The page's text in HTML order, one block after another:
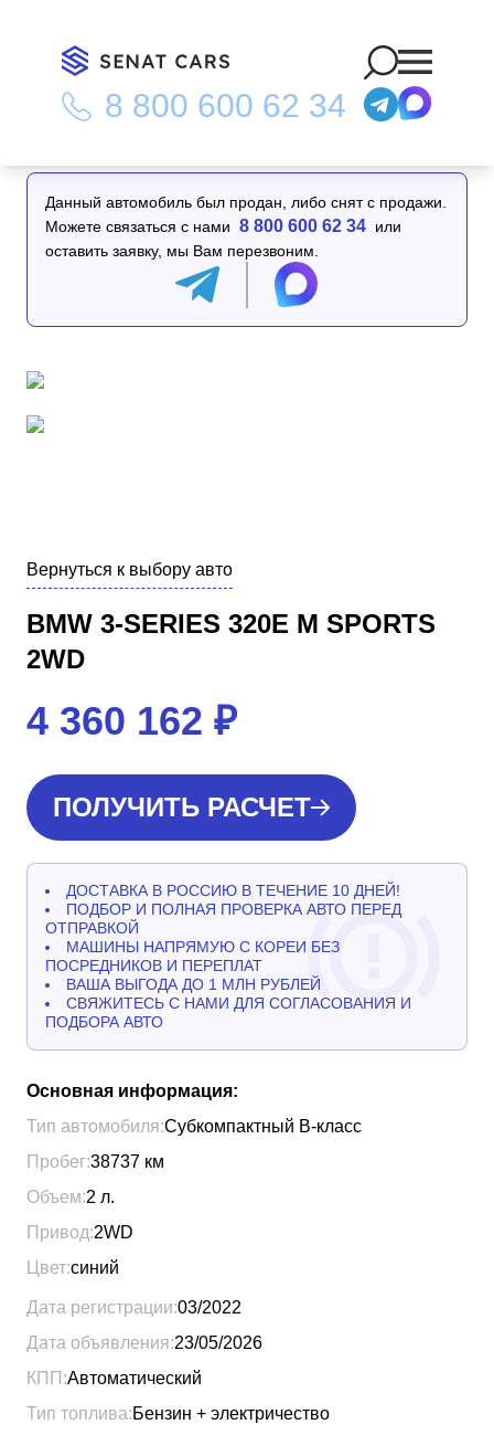
8 800 600 62 34
Главная Каталог/BMW 3-Series 320e M Sports 2WD
Данный автомобиль был продан, либо снят с продажи.
Можете связаться с нами 8 800 600 62 34 или
оставить заявку, мы Вам перезвоним.
Вернуться к выбору авто
BMW 3-SERIES 320E M SPORTS
2WD
4 360 162 ₽
ПОЛУЧИТЬ РАСЧЕТ
ДОСТАВКА В РОССИЮ В ТЕЧЕНИЕ 10 ДНЕЙ!
ПОДБОР И ПОЛНАЯ ПРОВЕРКА АВТО ПЕРЕД
ОТПРАВКОЙ
МАШИНЫ НАПРЯМУЮ С КОРЕИ БЕЗ
ПОСРЕДНИКОВ И ПЕРЕПЛАТ
ВАША ВЫГОДА ДО 1 МЛН РУБЛЕЙ
СВЯЖИТЕСЬ С НАМИ ДЛЯ СОГЛАСОВАНИЯ И
ПОДБОРА АВТО
Основная информация:
Тип автомобиля:Субкомпактный B-класс
Пробег:38737 км
Объем:2 л.
Привод:2WD
Цвет:синий
Дата регистрации:03/2022
Дата объявления:23/05/2026
КПП:Автоматический
Тип топлива:Бензин + электричество